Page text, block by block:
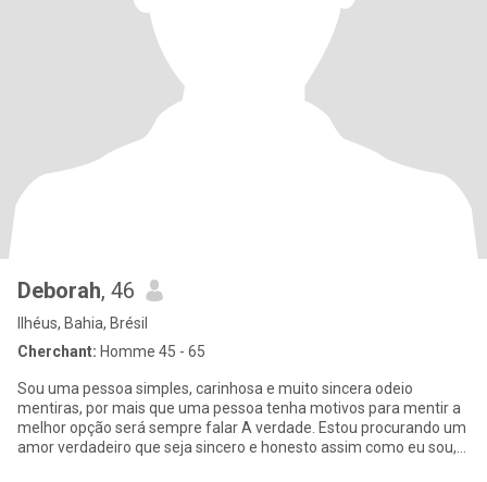
Deborah, 46
Ilhéus, Bahia, Brésil
Cherchant: Homme 45 - 65
Sou uma pessoa simples, carinhosa e muito sincera odeio
mentiras, por mais que uma pessoa tenha motivos para mentir a
melhor opção será sempre falar A verdade. Estou procurando um
amor verdadeiro que seja sincero e honesto assim como eu sou,